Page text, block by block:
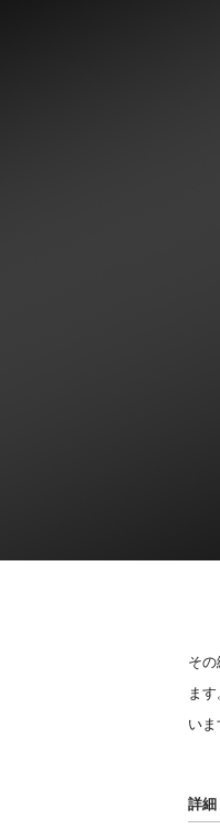
そ
ま
いま
詳細